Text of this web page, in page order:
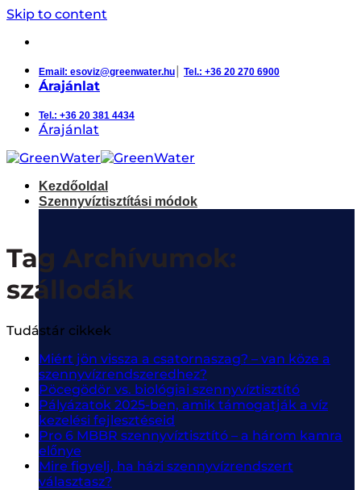
Skip to content
Email: esoviz@greenwater.hu| Tel.: +36 20 270 6900
Árajánlat
Tel.: +36 20 381 4434
Árajánlat
Kezdőoldal
Szennyvíztisztítási módok
Tag Archívumok:
szállodák
Tudástár cikkek
Miért jön vissza a csatornaszag? – van köze a
szennyvízrendszeredhez?
Pöcegödör vs. biológiai szennyvíztisztító
Pályázatok 2025-ben, amik támogatják a víz
kezelési fejlesztéseid
Pro 6 MBBR szennyvíztisztító – a három kamra
előnye
Mire figyelj, ha házi szennyvízrendszert
választasz?